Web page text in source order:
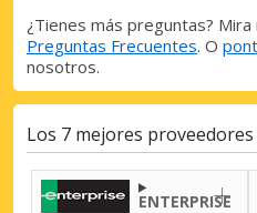
¿Tienes más preguntas?
Preguntas Frecuentes. O
nosotros.
Los 7 mejores proveedores
ENTERPRISE